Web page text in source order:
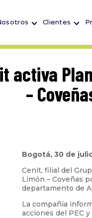
Clientes
activa
–
Bogotá, 30 de
Cenit, filial del
Limón – Coveñas
departamento de
La compañía
acciones del PEC